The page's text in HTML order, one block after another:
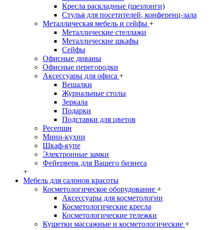
Кресла раскладные (шезлонги)
Стулья для посетителей, конференц-зала
Металлическая мебель и сейфы +
Металлические стеллажи
Металлические шкафы
Сейфы
Офисные диваны
Офисные перегородки
Аксессуары для офиса +
Вешалки
Журнальные столы
Зеркала
Подарки
Подставки для цветов
Ресепшн
Мини-кухни
Шкаф-купе
Электронные замки
Фейерверк для Вашего бизнеса
+
Мебель для салонов красоты
Косметологическое оборудование +
Аксессуары для косметологии
Косметологические кресла
Косметологические тележки
Кушетки массажные и косметологические +